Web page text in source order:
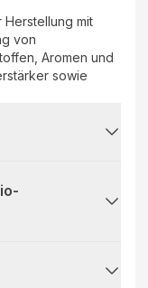
Herstellung mit
von
Aromen und
sowie